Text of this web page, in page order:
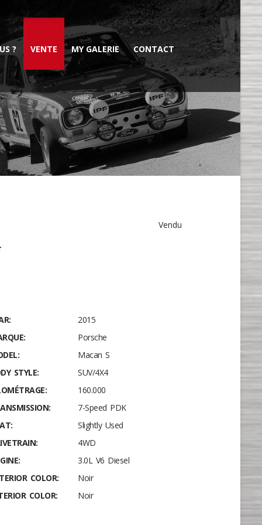
? VENTE MY GALERIE CONTACT
Vendu
2015
Porsche
Macan S
STYLE:
SUV/4X4
160.000
7-Speed PDK
Slightly Used
4WD
3.0L V6 Diesel
COLOR:
Noir
COLOR:
Noir